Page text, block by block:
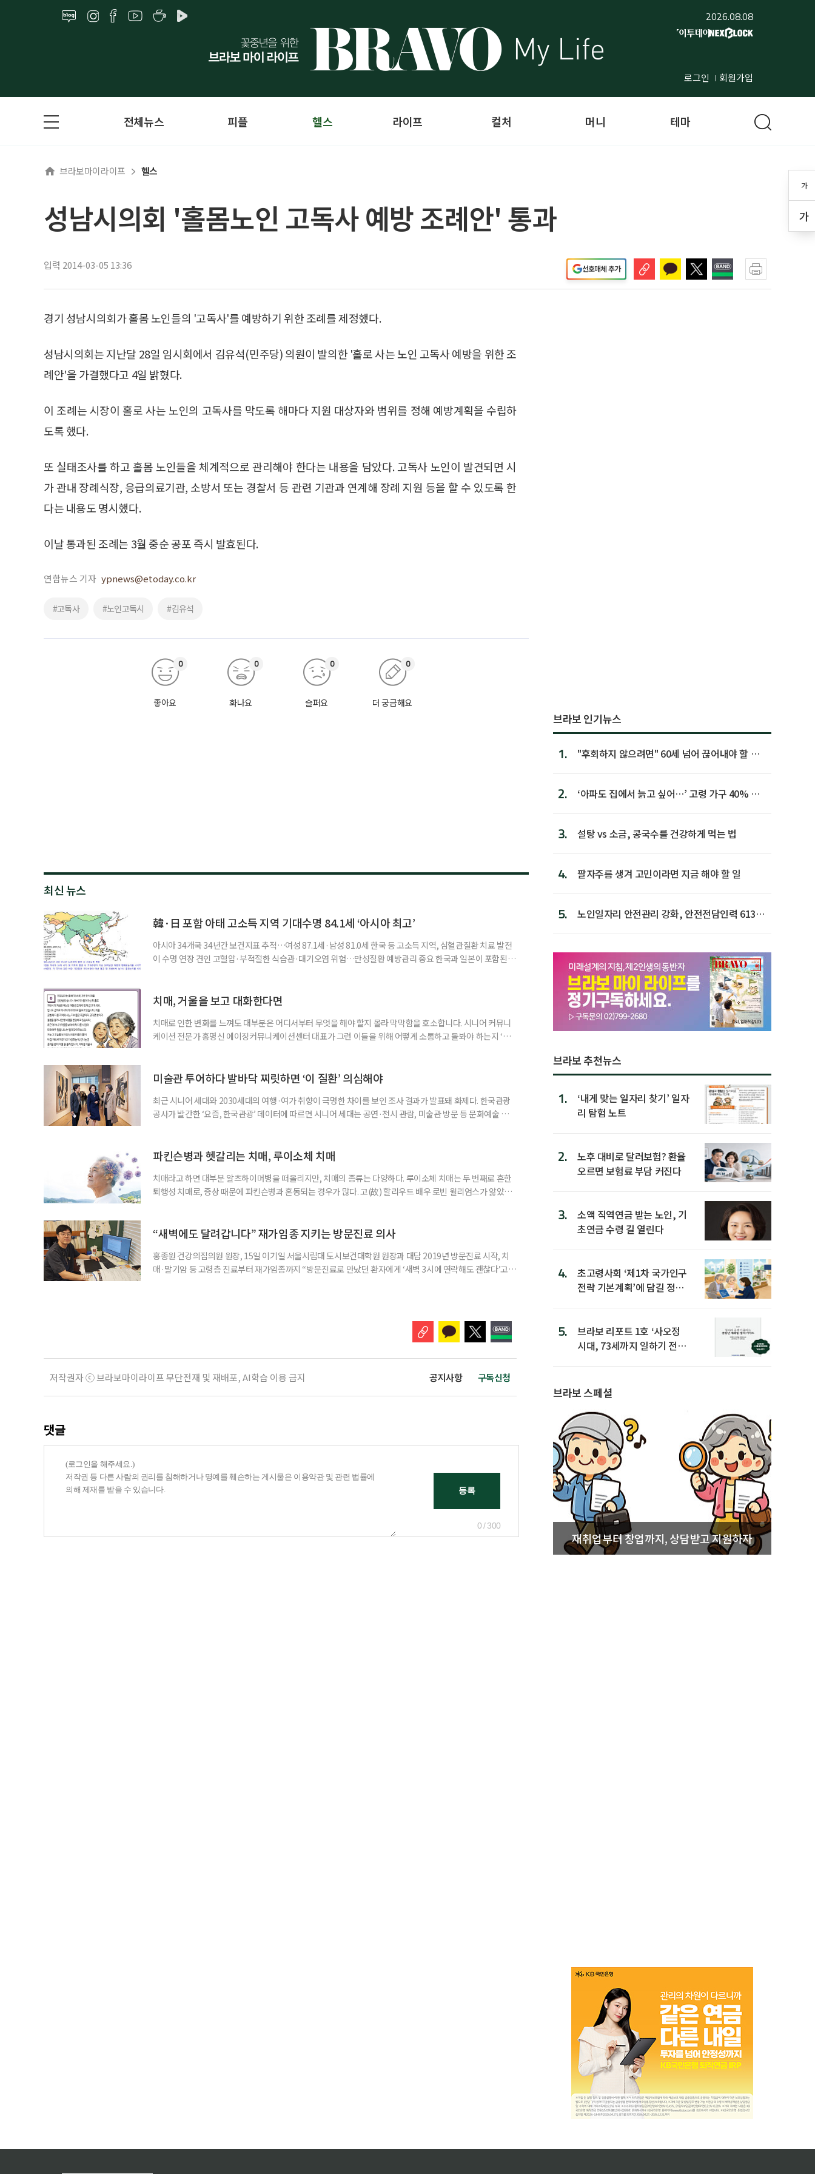
2026.08.08
로그인 회원가입
가
가
전체뉴스 피플 헬스 라이프 컬처 머니 테마
브라보마이라이프 헬스
성남시의회 '홀몸노인 고독사 예방 조례안' 통과
입력 2014-03-05 13:36 선호매체 추가
경기 성남시의회가 홀몸 노인들의 '고독사'를 예방하기 위한 조례를 제정했다.
성남시의회는 지난달 28일 임시회에서 김유석(민주당) 의원이 발의한 '홀로 사는 노인 고독사 예방을 위한 조
례안'을 가결했다고 4일 밝혔다.
이 조례는 시장이 홀로 사는 노인의 고독사를 막도록 해마다 지원 대상자와 범위를 정해 예방계획을 수립하
도록 했다.
또 실태조사를 하고 홀몸 노인들을 체계적으로 관리해야 한다는 내용을 담았다. 고독사 노인이 발견되면 시
가 관내 장례식장, 응급의료기관, 소방서 또는 경찰서 등 관련 기관과 연계해 장례 지원 등을 할 수 있도록 한
다는 내용도 명시했다.
이날 통과된 조례는 3월 중순 공포 즉시 발효된다.
연합뉴스 기자 ypnews@etoday.co.kr
#고독사 #노인고독시 #김유석
좋아요
0
화나요
0
슬퍼요
0
더 궁금해요
0
최신 뉴스
韓·日 포함 아태 고소득 지역 기대수명 84.1세 ‘아시아 최고’
아시아 34개국 34년간 보건지표 추적…여성 87.1세·남성 81.0세 한국 등 고소득 지역, 심혈관질환 치료 발전
이 수명 연장 견인 고혈압·부적절한 식습관·대기오염 위험…만성질환 예방관리 중요 한국과 일본이 포함된 아
분석한 장기 추적 결과를 발표했다. 이번 연구에는 고려대와 경희대를 비롯해 연세대, 워싱턴대 보건계량평
치매, 거울을 보고 대화한다면
치매로 인한 변화를 느껴도 대부분은 어디서부터 무엇을 해야 할지 몰라 막막함을 호소합니다. 시니어 커뮤니
케이션 전문가 홍명신 에이징커뮤니케이션센터 대표가 그런 이들을 위해 어떻게 소통하고 돌봐야 하는지 ‘치
어릴 때는 거울 속 모습을 다른 사람으로 인식했습니다. 대개 두 살 무렵이 되면 ‘거울 속의 나’를 알아보지요.
미술관 투어하다 발바닥 찌릿하면 ‘이 질환’ 의심해야
최근 시니어 세대와 2030세대의 여행·여가 취향이 극명한 차이를 보인 조사 결과가 발표돼 화제다. 한국관광
공사가 발간한 ‘요즘, 한국관광’ 데이터에 따르면 시니어 세대는 공연·전시 관람, 미술관 방문 등 문화예술 공간
보여준다. 일각에선 취업난과 경제적 불확실성 속에 2030세대는 심리적 휴식과 복잡한 생각을 비워내는
파킨슨병과 헷갈리는 치매, 루이소체 치매
치매라고 하면 대부분 알츠하이머병을 떠올리지만, 치매의 종류는 다양하다. 루이소체 치매는 두 번째로 흔한
퇴행성 치매로, 증상 때문에 파킨슨병과 혼동되는 경우가 많다. 고(故) 할리우드 배우 로빈 윌리엄스가 앓았던
야 한다. 루이소체는 알파시뉴클레인(Alpha-synuclein)이라는 단백질이 비정상적으로 응집해 만
“새벽에도 달려갑니다” 재가임종 지키는 방문진료 의사
홍종원 건강의집의원 원장, 15일 이기일 서울시립대 도시보건대학원 원장과 대담 2019년 방문진료 시작, 치
매·말기암 등 고령층 진료부터 재가임종까지 “방문진료로 만났던 환자에게 ‘새벽 3시에 연락해도 괜찮다’고
저작권자 ⓒ 브라보마이라이프 무단전재 및 재배포, AI학습 이용 금지 공지사항 구독신청
댓글
0 / 300
브라보 인기뉴스
1.
"후회하지 않으려면" 60세 넘어 끊어내야 할 사
2.
‘아파도 집에서 늙고 싶어…’ 고령 가구 40% 노
3. 설탕 vs 소금, 콩국수를 건강하게 먹는 법
4. 팔자주름 생겨 고민이라면 지금 해야 할 일
5.
노인일자리 안전관리 강화, 안전전담인력 613명
브라보 추천뉴스
1.
‘내게 맞는 일자리 찾기’ 일자
리 탐험 노트
2.
노후 대비로 달러보험? 환율
오르면 보험료 부담 커진다
3.
소액 직역연금 받는 노인, 기
초연금 수령 길 열린다
4.
초고령사회 ‘제1차 국가인구
전략 기본계획’에 담길 정책
5.
브라보 리포트 1호 ‘사오정
시대, 73세까지 일하기 전략’
브라보 스페셜
재취업부터 창업까지, 상담받고 지원하자